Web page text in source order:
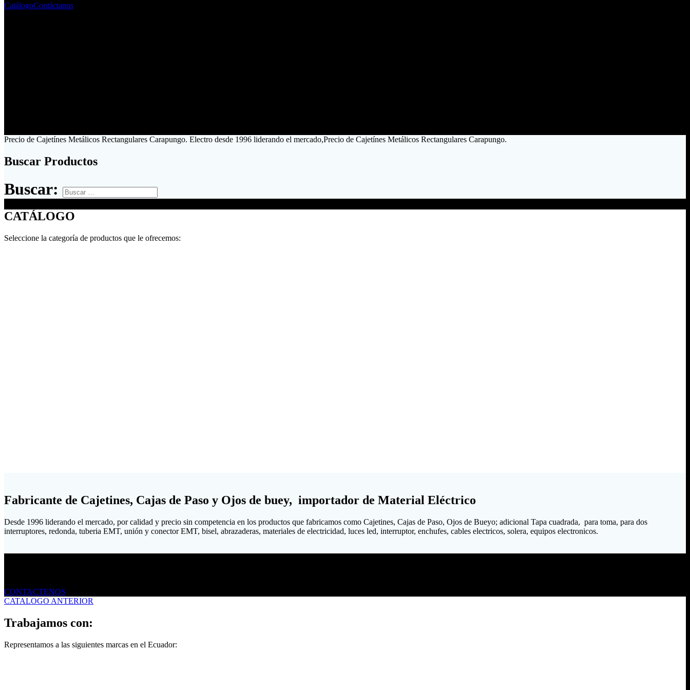
CatálogoContáctanos
Precio de Cajetínes Metálicos Rectangulares Carapungo. Electro desde 1996 liderando el mercado,Precio de Cajetínes Metálicos Rectangulares Carapungo.
Buscar Productos
Buscar:
CATÁLOGO
Seleccione la categoría de productos que le ofrecemos:
Fabricante de Cajetines, Cajas de Paso y Ojos de buey, importador de Material Eléctrico
Desde 1996 liderando el mercado, por calidad y precio sin competencia en los productos que fabricamos como Cajetines, Cajas de Paso, Ojos de Bueyo; adicional Tapa cuadrada, para toma, para dos
interruptores, redonda, tuberia EMT, unión y conector EMT, bisel, abrazaderas, materiales de electricidad, luces led, interruptor, enchufes, cables electricos, solera, equipos electronicos.
CONTACTENOS
CATALOGO ANTERIOR
Trabajamos con:
Representamos a las siguientes marcas en el Ecuador: